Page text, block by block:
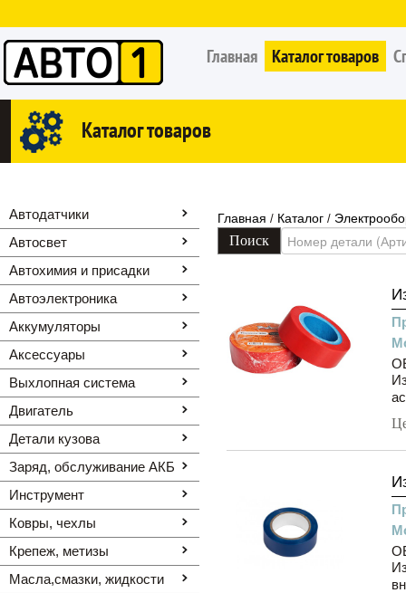
Главная Каталог товаров
Каталог товаров
Автодатчики
Автосвет
Автохимия и присадки
Автоэлектроника
Аккумуляторы
Аксессуары
Выхлопная система
Двигатель
Детали кузова
Заряд, обслуживание АКБ
Инструмент
Ковры, чехлы
Крепеж, метизы
Масла,смазки, жидкости
Главная / Каталог /